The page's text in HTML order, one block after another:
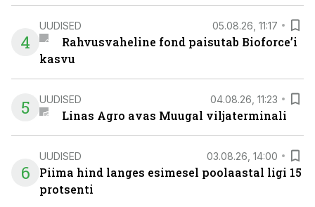
4
UUDISED 05.08.26, 11:17
Rahvusvaheline fond paisutab Bioforce’i
kasvu
5 UUDISED 04.08.26, 11:23
Linas Agro avas Muugal viljaterminali
6
UUDISED 03.08.26, 14:00
Piima hind langes esimesel poolaastal ligi 15
protsenti